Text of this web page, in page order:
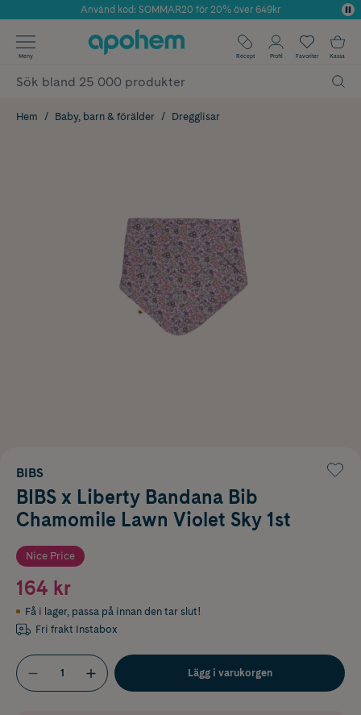
Årets Butik 2025 inom Skönhet
Använd kod: SOMMAR20 för 20% över 649kr
✓ Fri frakt
✓ Poäng på alla köp*
Meny Recept Profil Favoriter Kassa
Hem Baby, barn & förälder Dregglisar
BIBS
BIBS x Liberty Bandana Bib
Chamomile Lawn Violet Sky 1st
Nice Price
164 kr
Få i lager, passa på innan den tar slut!
Fri frakt Instabox
Lägg i varukorgen